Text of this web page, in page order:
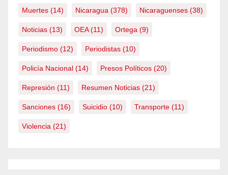
Muertes (14) Nicaragua (378) Nicaraguenses (38)
Noticias (13) OEA(11) Ortega (9)
Periodismo (12) Periodistas (10)
Policía Nacional (14) Presos Políticos (20)
Represión (11) Resumen Noticias (21)
Sanciones (16) Suicidio (10) Transporte (11)
Violencia (21)